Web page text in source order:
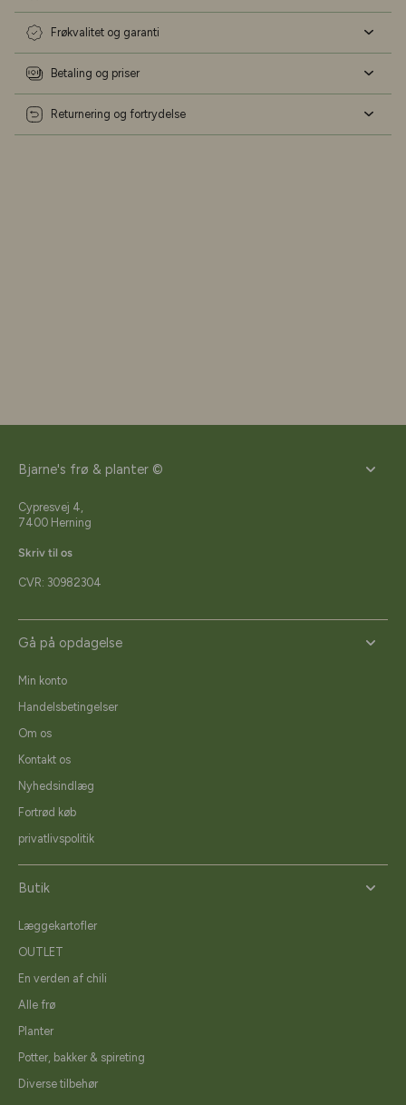
Frøkvalitet og garanti
Betaling og priser
Returnering og fortrydelse
Bjarne's frø & planter ©
Cypresvej 4,
7400 Herning
Skriv til os
CVR: 30982304
Gå på opdagelse
Min konto
Handelsbetingelser
Om os
Kontakt os
Nyhedsindlæg
Fortrød køb
privatlivspolitik
Butik
Læggekartofler
OUTLET
En verden af chili
Alle frø
Planter
Potter, bakker & spireting
Diverse tilbehør